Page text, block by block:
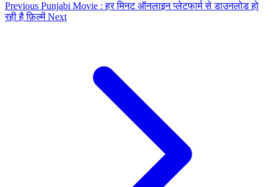
Previous Punjabi Movie : हर मिनट ऑनलाइन प्लेटफार्म से डाउनलोड हो
रही है फ़िल्मेंNext